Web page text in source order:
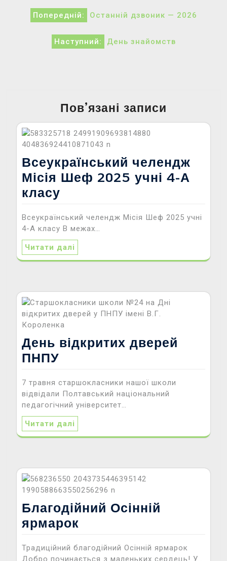
Навігація
записів
Попередній: Останній дзвоник — 2026
Наступний: День знайомств
Пов’язані записи
Всеукраїнський челендж
Місія Шеф 2025 учні 4-А
класу
Всеукраїнський челендж Місія Шеф 2025 учні
4-А класу В межах…
Читати далі
День відкритих дверей
ПНПУ
7 травня старшокласники нашої школи
відвідали Полтавський національний
педагогічний університет…
Читати далі
Благодійний Осінній
ярмарок
Традиційний благодійний Осінній ярмарок
Добро починається з маленьких сердець! У…